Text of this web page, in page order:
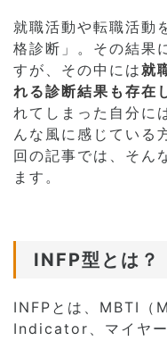
就職活動や転職活動
格診断」。その結果
すが、その中には就
れる診断結果も存在
れてしまった自分に
んな風に感じている
回の記事では、そん
ます。
INFP型とは？
INFPとは、MBTI
Indicator、マイヤー